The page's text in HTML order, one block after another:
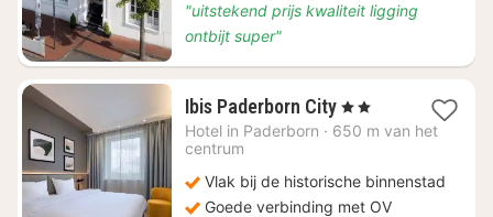
"uitstekend prijs kwaliteit ligging
ontbijt super"
Ibis Paderborn City2
nachten
86,52
, 2 Sterren
Hotel in Paderborn · 650 m van het
centrum
Vlak bij de historische binnenstad
Goede verbinding met OV